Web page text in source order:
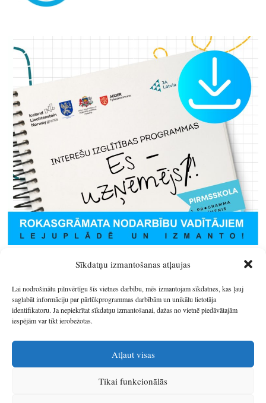
Sīkdatņu izmantošanas atļaujas
Lai nodrošinātu pilnvērtīgu šīs vietnes darbību, mēs izmantojam sīkdatnes, kas ļauj
saglabāt informāciju par pārlūkprogrammas darbībām un unikālu lietotāja
identifikatoru. Ja nepiekrītat sīkdatņu izmantošanai, dažas no vietnē piedāvātajām
iespējām var tikt ierobežotas.
Atļaut visas
Tikai funkcionālās